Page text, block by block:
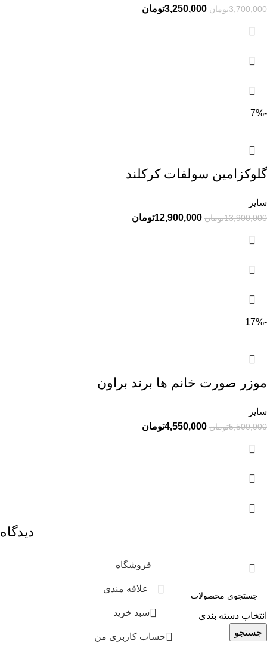
3,700,000تومان 3,250,000تومان
-7%
گلوکزامین سولفات کرکلند
سایر
13,900,000تومان 12,900,000تومان
-17%
موزر صورت خانم ها برند براون
سایر
5,500,000تومان 4,550,000تومان
دیدگاه
انتخاب دسته بندی
جستجو
فروشگاه
علاقه مندی
0 سبد خرید
حساب کاربری من